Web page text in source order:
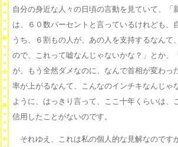
自分の身近な人々の日頃の言動を見ていて、「
は、６０数パーセントと言っているけれども、
うち、６割もの人が、あの人を支持するなんて
ので、これって嘘なんじゃないかな？」とか、
が、もう全然ダメなのに、なんで首相が変わっ
率が上がるなんて、こんなのインチキなんじゃ
ように、はっきり言って、ここ十年くらいは、
信用したことがないのです。
それゆえ、これは私の個人的な見解なのです